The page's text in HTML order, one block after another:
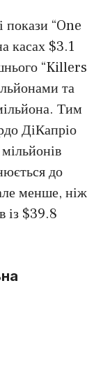
“One
касах $3.1
“Killers
та
Тим
ДіКапріо
до
менше, ніж
із $39.8